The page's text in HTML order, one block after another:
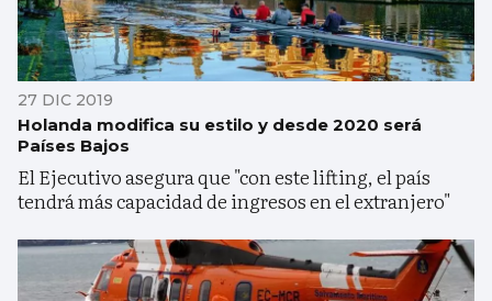
27 DIC 2019
Holanda modifica su estilo y desde 2020 será
Países Bajos
El Ejecutivo asegura que "con este lifting, el país
tendrá más capacidad de ingresos en el extranjero"